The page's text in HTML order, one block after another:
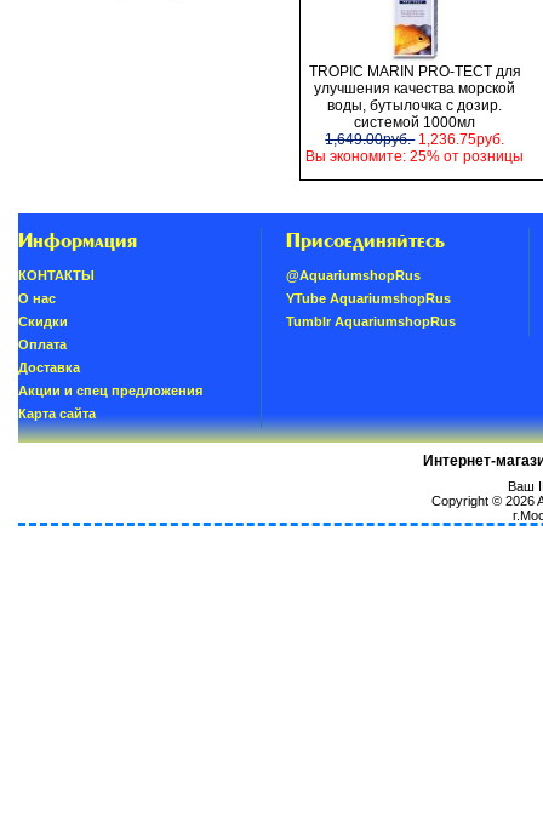
TROPIC MARIN PRO-TECT для
улучшения качества морской
воды, бутылочка с дозир.
системой 1000мл
1,649.00руб. 1,236.75руб.
Вы экономите: 25% от розницы
Информация
КОНТАКТЫ
О нас
Скидки
Oплатa
Доставка
Акции и спец предложения
Карта сайта
Присоединяйтесь
@AquariumshopRus
YTube AquariumshopRus
Tumblr AquariumshopRus
Интернет-
Ваш
Copyright © 2026